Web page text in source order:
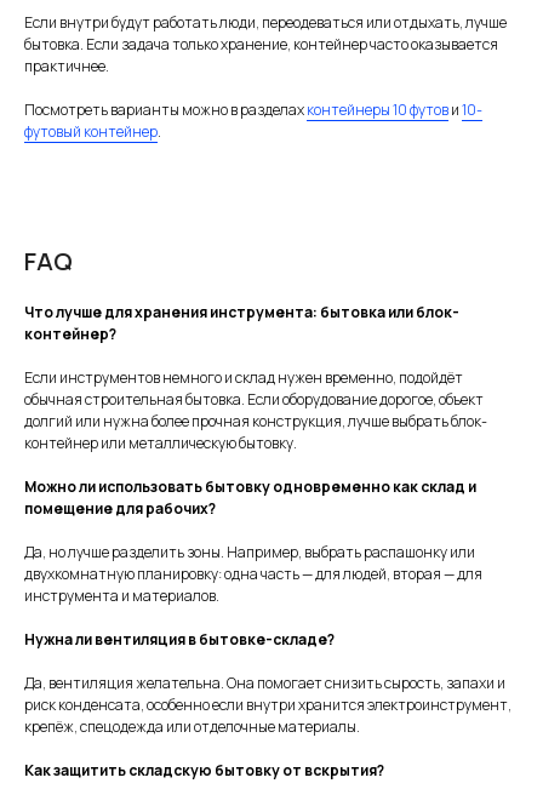
Если внутри будут работать люди, переодеваться или отдыхать, лучше
бытовка. Если задача только хранение, контейнер часто оказывается
практичнее.
Посмотреть варианты можно в разделахконтейнеры 10 футови10-
футовый контейнер.
FAQ
Что лучше для хранения инструмента: бытовка или блок-
контейнер?
Если инструментов немного и склад нужен временно, подойдёт
обычная строительная бытовка. Если оборудование дорогое, объект
долгий или нужна более прочная конструкция, лучше выбрать блок-
контейнер или металлическую бытовку.
Можно ли использовать бытовку одновременно как склад и
помещение для рабочих?
Да, но лучше разделить зоны. Например, выбрать распашонку или
двухкомнатную планировку: одна часть — для людей, вторая — для
инструмента и материалов.
Нужна ли вентиляция в бытовке-складе?
Да, вентиляция желательна. Она помогает снизить сырость, запахи и
риск конденсата, особенно если внутри хранится электроинструмент,
крепёж, спецодежда или отделочные материалы.
Как защитить складскую бытовку от вскрытия?